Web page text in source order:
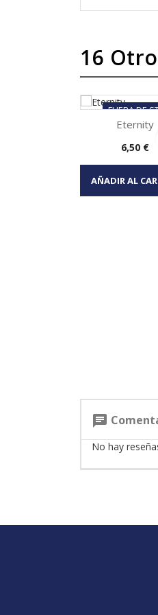
16
FUERA DE
Vista
Eternity
Precio
6,50 €
AÑADIR AL
chat
No hay